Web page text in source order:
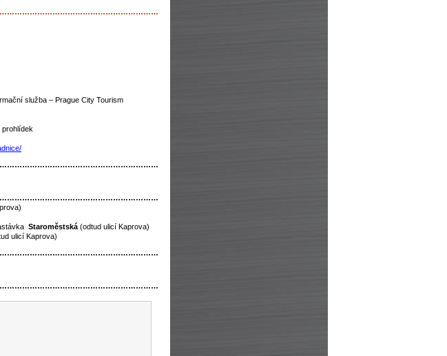
služba – Prague City Tourism
Staroměstská (odtud ulicí Kaprova)
ulicí Kaprova)